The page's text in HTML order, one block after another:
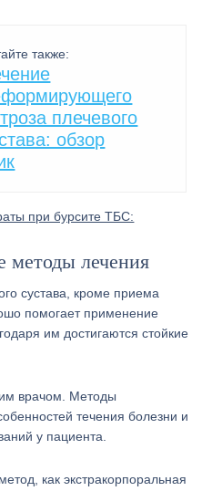
также:
плечевого
обзор
при бурсите ТБС:
методы лечения
сустава, кроме приема
помогает применение
им достигаются стойкие
врачом. Методы
течения болезни и
у пациента.
как экстракорпоральная